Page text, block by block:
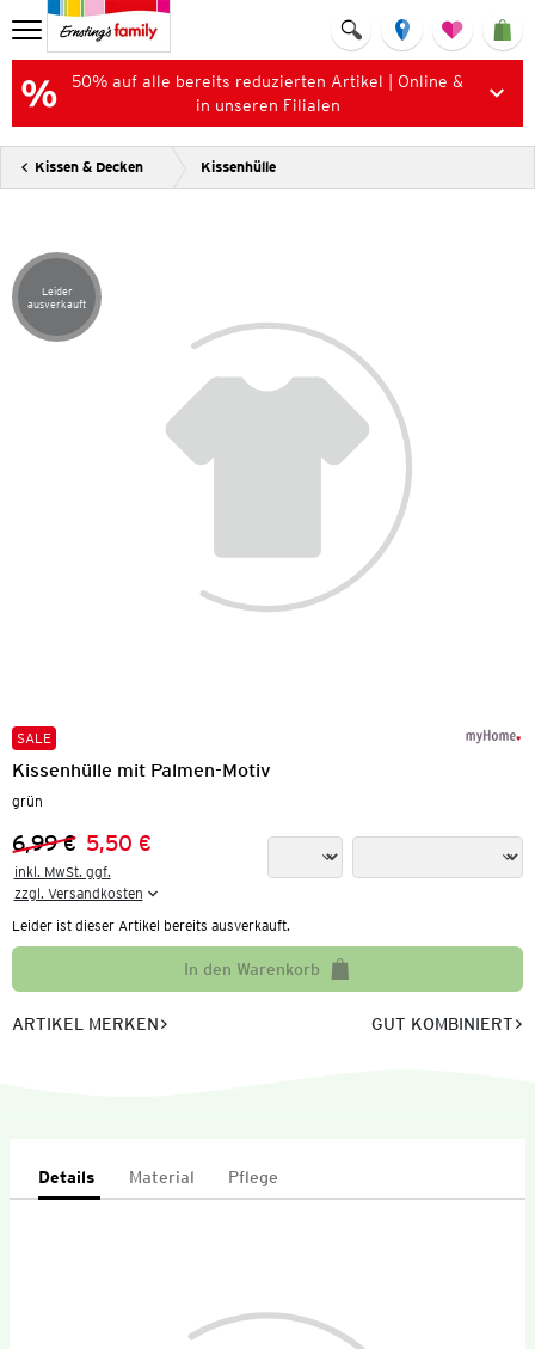
50% auf alle bereits reduzierten Artikel | Online &
in unseren Filialen
Kissen & Decken Kissenhülle
Artikel leider ausverkauft
Leider
ausverkauft
SALE
Kissenhülle mit Palmen-Motiv
grün
Vorheriger Preis:
6,99 €
Neuer Preis:
5,50 €
inkl. MwSt. ggf.
zzgl. Versandkosten
Leider ist dieser Artikel bereits ausverkauft.
In den Warenkorb
ARTIKEL MERKEN GUT KOMBINIERT
Details Material Pflege